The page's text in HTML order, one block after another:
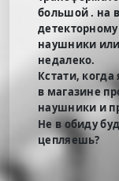
большой . на
наушники
недалеко.
Кстати,
в магазине
наушники и
Не в обиду
цепляешь?